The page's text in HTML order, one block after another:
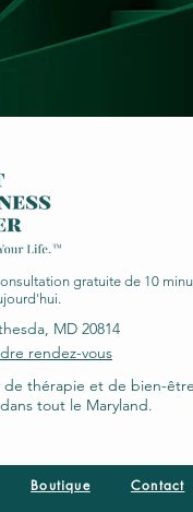
gratuite de 10
MD 20814
rendez-vous
de thérapie et de bien-
tout le Maryland.
Boutique Contact